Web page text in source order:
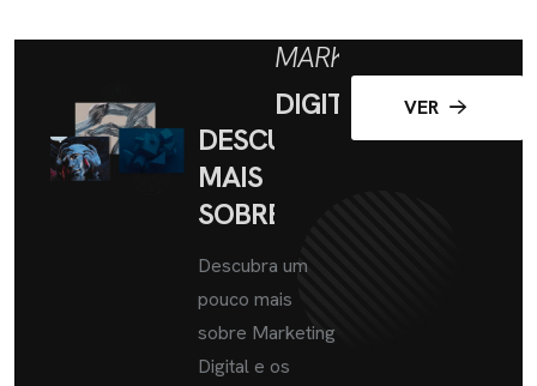
DESCUBRA
MAIS
SOBRE
MARKETING
DIGITAL
Descubra um
pouco mais
sobre Marketing
Digital e os
VER